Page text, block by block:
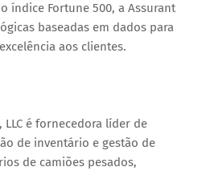
índice Fortune 500, a Assurant
baseadas em dados para
aos clientes.
é fornecedora líder de
de inventário e gestão de
de camiões pesados,